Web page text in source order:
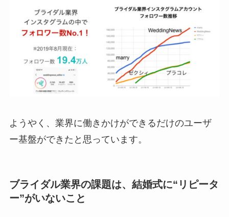
ようやく、業界に働きかけができるだけのユーザ
ー基盤ができたと思っています。
ブライダル業界の課題は、結婚式に“リピータ
ー”がいないこと